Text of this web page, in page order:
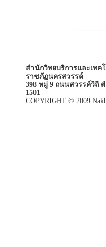
สำนักวิทยบริการและเทค
ราชภัฏนครสวรรค์
398 หมู่ 9 ถนนสวรรค์วิถี ต
1501
COPYRIGHT © 2009